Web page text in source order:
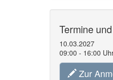
Termine
10.03.2027
09:00 - 16:00
Zur